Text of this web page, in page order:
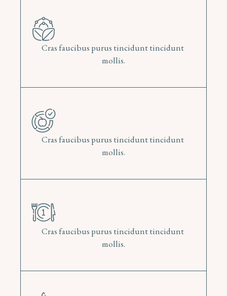
Cras faucibus purus tincidunt tincidunt
mollis.
Cras faucibus purus tincidunt tincidunt
mollis.
Cras faucibus purus tincidunt tincidunt
mollis.